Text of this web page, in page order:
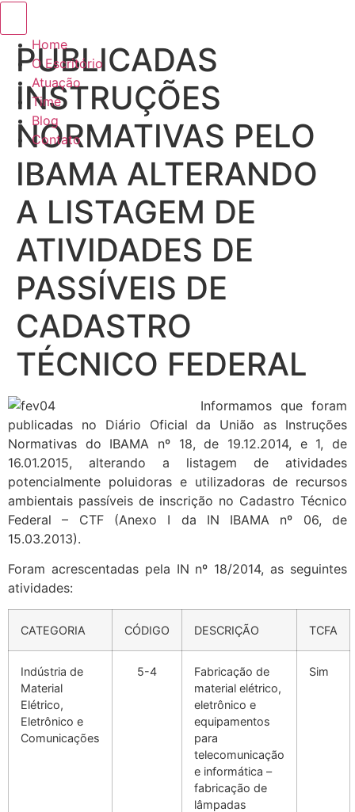
Home
O Escritório
Atuação
Time
Blog
Contato
PUBLICADAS
INSTRUÇÕES
NORMATIVAS PELO
IBAMA ALTERANDO
A LISTAGEM DE
ATIVIDADES DE
PASSÍVEIS DE
CADASTRO
TÉCNICO FEDERAL
Informamos que foram
publicadas no Diário Oficial da União as Instruções
Normativas do IBAMA nº 18, de 19.12.2014, e 1, de
16.01.2015, alterando a listagem de atividades
potencialmente poluidoras e utilizadoras de recursos
ambientais passíveis de inscrição no Cadastro Técnico
Federal – CTF (Anexo I da IN IBAMA nº 06, de
15.03.2013).
Foram acrescentadas pela IN nº 18/2014, as seguintes
atividades:
CATEGORIA CÓDIGO DESCRIÇÃO TCFA
Indústria de
Material
Elétrico,
Eletrônico e
Comunicações
5-4
Fabricação de
material elétrico,
eletrônico e
equipamentos
para
telecomunicação
e informática –
fabricação de
lâmpadas
Sim